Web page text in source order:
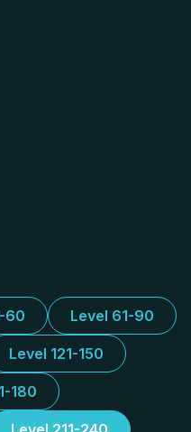
60 Level 61-90
Level 121-150
180